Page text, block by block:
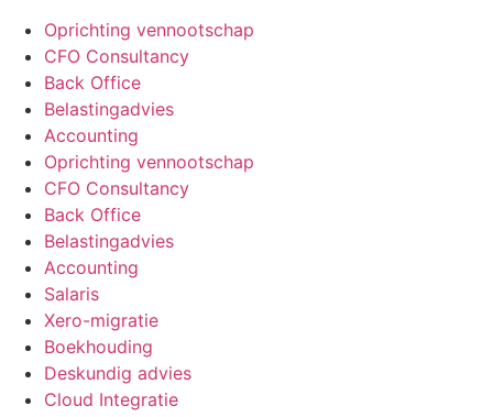
Oprichting vennootschap
CFO Consultancy
Back Office
Belastingadvies
Accounting
Oprichting vennootschap
CFO Consultancy
Back Office
Belastingadvies
Accounting
Salaris
Xero-migratie
Boekhouding
Deskundig advies
Cloud Integratie